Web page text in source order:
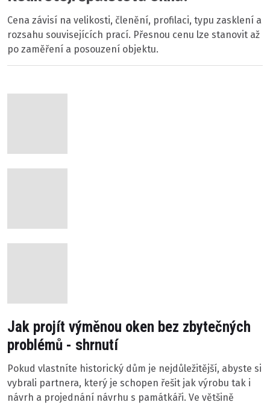
Cena závisí na velikosti, členění, profilaci, typu zasklení a
rozsahu souvisejících prací. Přesnou cenu lze stanovit až
po zaměření a posouzení objektu.
Jak projít výměnou oken bez zbytečných
problémů - shrnutí
Pokud vlastníte historický dům je nejdůležitější, abyste si
vybrali partnera, který je schopen řešit jak výrobu tak i
návrh a projednání návrhu s památkáři. Ve většině